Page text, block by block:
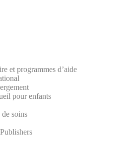
et programmes d’aide
pour enfants
de soins